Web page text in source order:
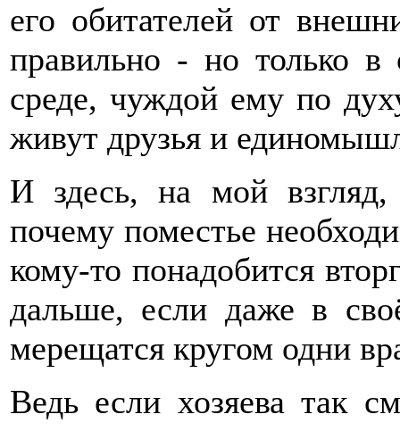
его обитателей от
правильно - но только в
среде, чуждой ему по
живут друзья и
И здесь, на мой
почему поместье
кому-то понадобится
дальше, если даже в
мерещатся кругом одни
Ведь если хозяева так